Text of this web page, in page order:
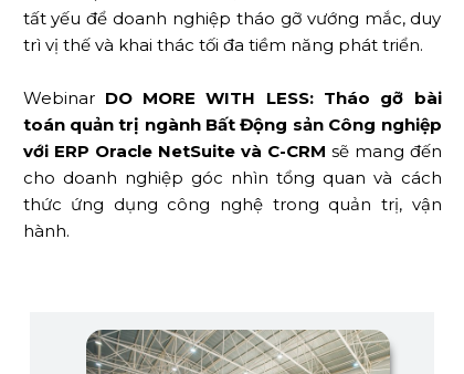
tất yếu để doanh nghiệp tháo gỡ vướng mắc, duy
trì vị thế và khai thác tối đa tiềm năng phát triển.
Webinar DO MORE WITH LESS: Tháo gỡ bài
toán quản trị ngành Bất Động sản Công nghiệp
với ERP Oracle NetSuite và C-CRM sẽ mang đến
cho doanh nghiệp góc nhìn tổng quan và cách
thức ứng dụng công nghệ trong quản trị, vận
hành.